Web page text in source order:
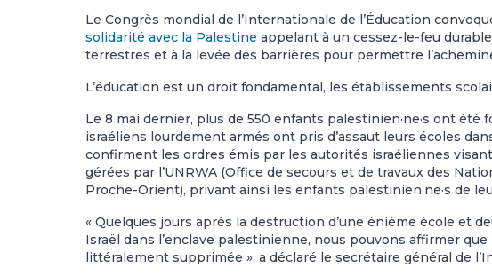
Le Congrès mondial de l’Internationale de l’Éducation
solidarité avec la Palestine appelant à un cessez-le-feu
terrestres et à la levée des barrières pour permettre
L’éducation est un droit fondamental, les établissements
Le 8 mai dernier, plus de 550 enfants palestinien·ne·s ont été
israéliens lourdement armés ont pris d’assaut leurs écoles
confirment les ordres émis par les autorités israéliennes
gérées par l’UNRWA (Office de secours et de travaux des
Proche-Orient), privant ainsi les enfants palestinien·ne·s de
« Quelques jours après la destruction d’une énième école et
Israël dans l’enclave palestinienne, nous pouvons affirmer
littéralement supprimée », a déclaré le secrétaire général de